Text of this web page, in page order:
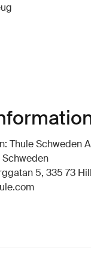
Thule Schweden
5, 335 73